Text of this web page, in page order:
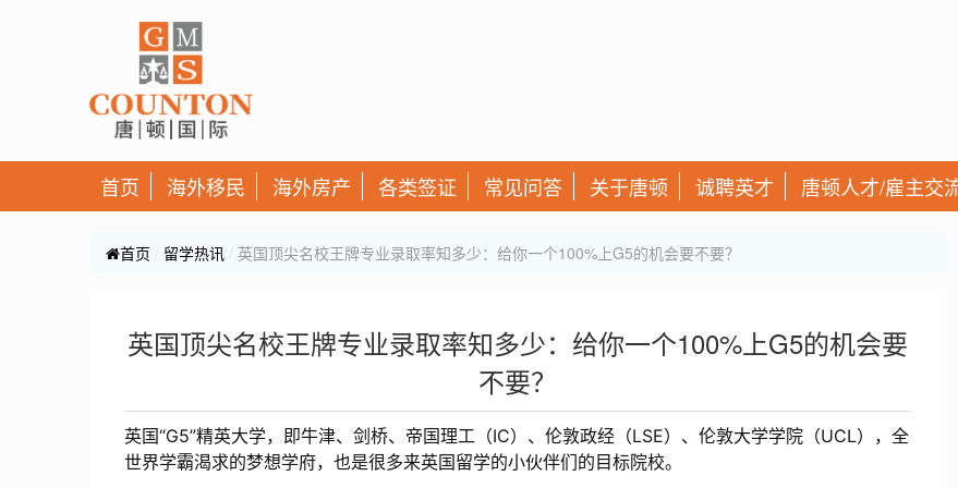
首页 海外移民 海外房产 各类签证 常见问答 关于唐顿 诚聘英才 唐顿人才/雇主交
首页 留学热讯 英国顶尖名校王牌专业录取率知多少：给你一个100%上G5的机会要不要？
英国顶尖名校王牌专业录取率知多少：给你一个100%上G5的机会要
不要？
英国“G5”精英大学，即牛津、剑桥、帝国理工（IC）、伦敦政经（LSE）、伦敦大学学院（UCL），全
世界学霸渴求的梦想学府，也是很多来英国留学的小伙伴们的目标院校。